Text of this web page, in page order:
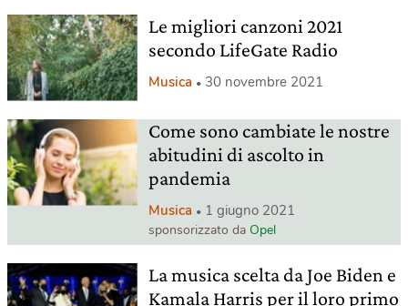
Le migliori canzoni 2021
secondo LifeGate Radio
Musica 30 novembre 2021
Come sono cambiate le nostre
abitudini di ascolto in
pandemia
Musica 1 giugno 2021
sponsorizzato da Opel
La musica scelta da Joe Biden e
Kamala Harris per il loro primo